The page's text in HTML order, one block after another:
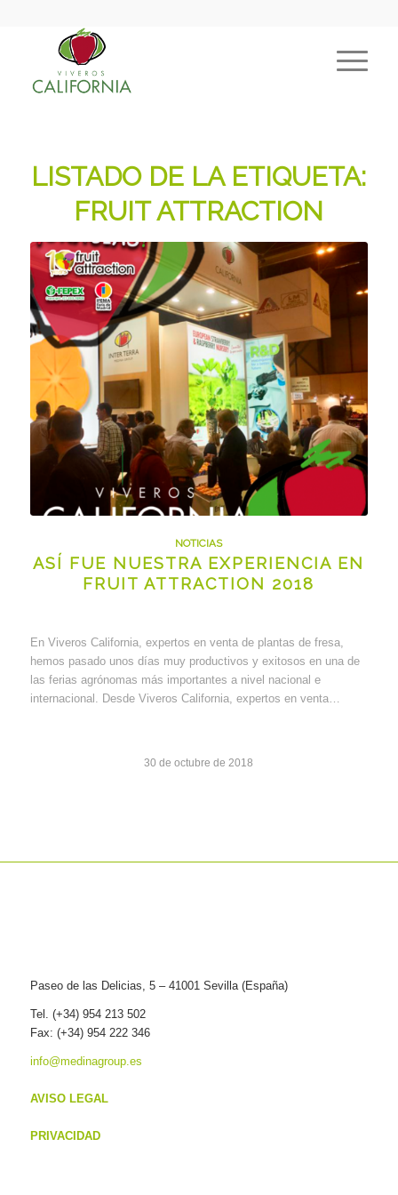
LISTADO DE LA ETIQUETA:
FRUIT ATTRACTION
NOTICIAS
ASÍ FUE NUESTRA EXPERIENCIA EN
FRUIT ATTRACTION 2018
En Viveros California, expertos en venta de plantas de fresa,
hemos pasado unos días muy productivos y exitosos en una de
las ferias agrónomas más importantes a nivel nacional e
internacional. Desde Viveros California, expertos en venta…
30 de octubre de 2018
Paseo de las Delicias, 5 – 41001 Sevilla (España)
Tel. (+34) 954 213 502
Fax: (+34) 954 222 346
info@medinagroup.es
AVISO LEGAL
PRIVACIDAD